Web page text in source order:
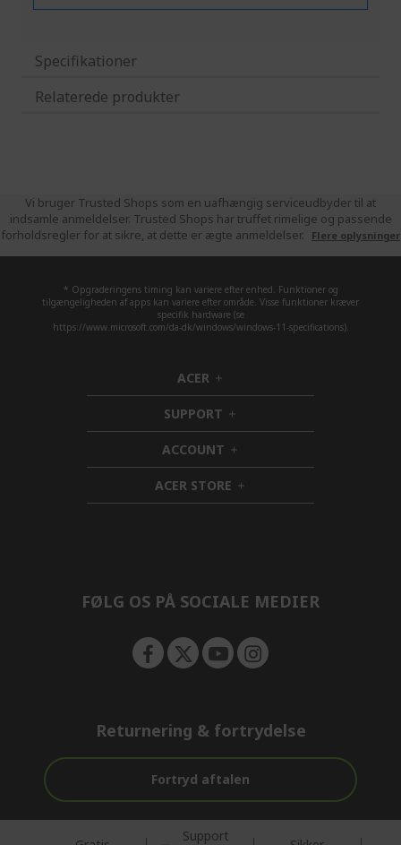
Specifikationer
Relaterede produkter
Vi bruger Trusted Shops som en uafhængig serviceudbyder til at
indsamle anmeldelser. Trusted Shops har truffet rimelige og passende
forholdsregler for at sikre, at dette er ægte anmeldelser.
Flere oplysninger
* Opgraderingens timing kan variere efter enhed. Funktioner og
tilgængeligheden af apps kan variere efter område. Visse funktioner kræver
specifik hardware (se
https://www.microsoft.com/da-dk/windows/windows-11-specifications).
ACER h
i
d
d
e
n
SUPPORT h
i
d
e
n
ACCOUNT h
i
d
d
ACER STORE h
i
FØLG OS PÅ SOCIALE MEDIER
Returnering & fortrydelse
Fortryd aftalen
Support